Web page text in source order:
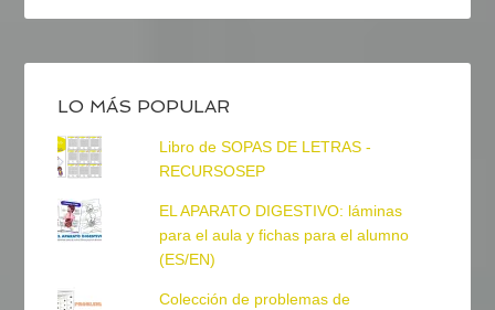
LO MÁS POPULAR
Libro de SOPAS DE LETRAS -
RECURSOSEP
EL APARATO DIGESTIVO: láminas
para el aula y fichas para el alumno
(ES/EN)
Colección de problemas de